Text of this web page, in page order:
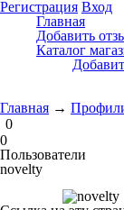
Регистрация Вход
Главная
Добавить
Каталог
Главная →
0
0
Пользователи
novelty